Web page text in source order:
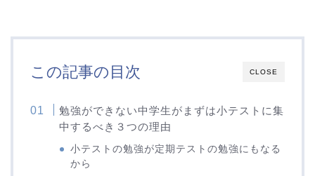
CLOSE
この記事の目次
勉強ができない中学生がまずは小テストに集
中するべき３つの理由
小テストの勉強が定期テストの勉強にもなる
から